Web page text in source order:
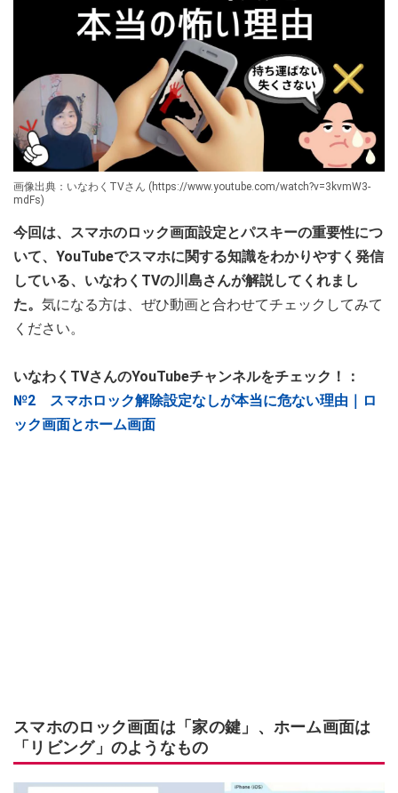
画像出典：いなわくTVさん (https://www.youtube.com/watch?v=3kvmW3-
mdFs)
今回は、スマホのロック画面設定とパスキーの重要性につ
いて、YouTubeでスマホに関する知識をわかりやすく発信
している、いなわくTVの川島さんが解説してくれまし
た。 気になる方は、ぜひ動画と合わせてチェックしてみて
ください。
いなわくTVさんのYouTubeチャンネルをチェック！：
№2 スマホロック解除設定なしが本当に危ない理由｜ロ
ック画面とホーム画面
スマホのロック画面は「家の鍵」、ホーム画面は
「リビング」のようなもの